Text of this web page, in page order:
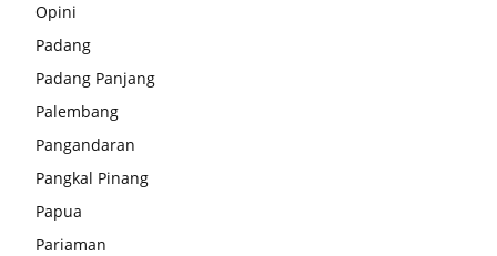
Opini
Padang
Padang Panjang
Palembang
Pangandaran
Pangkal Pinang
Papua
Pariaman